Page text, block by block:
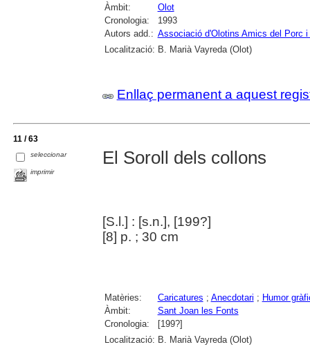
Àmbit:
Olot
Cronologia:
1993
Autors add.: Associació d'Olotins Amics del Porc i
Localització: B. Marià Vayreda (Olot)
Enllaç permanent a aquest
11 / 63
seleccionar
imprimir
El Soroll dels collons
[S.l.] : [s.n.], [199?]
[8] p. ; 30 cm
Matèries: Caricatures ; Anecdotari ; Humor
Àmbit:
Sant Joan les Fonts
Cronologia:
[199?]
Localització: B. Marià Vayreda (Olot)